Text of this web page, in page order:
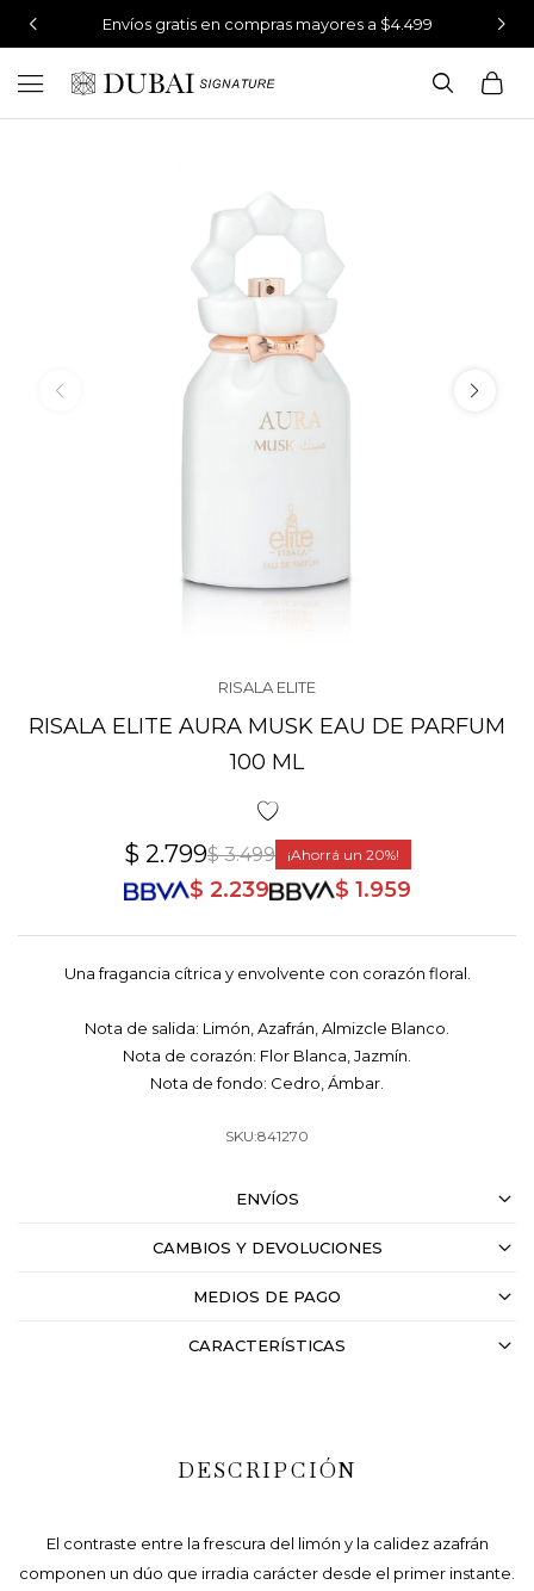
Envíos gratis en compras mayores a $4.499
Ahora programa tu envío y recibilo cuando quieras
Perfumes 100% originales

RISALA ELITE
RISALA ELITE AURA MUSK EAU DE PARFUM
100 ML
$ 2.799$ 3.499 20
$ 1.959
$ 2.239
Una fragancia cítrica y envolvente con corazón floral.
Nota de salida: Limón, Azafrán, Almizcle Blanco.
Nota de corazón: Flor Blanca, Jazmín.
Nota de fondo: Cedro, Ámbar.
841270
ENVÍOS
CAMBIOS Y DEVOLUCIONES
MEDIOS DE PAGO
CARACTERÍSTICAS
DESCRIPCIÓN
El contraste entre la frescura del limón y la calidez azafrán
componen un dúo que irradia carácter desde el primer instante.